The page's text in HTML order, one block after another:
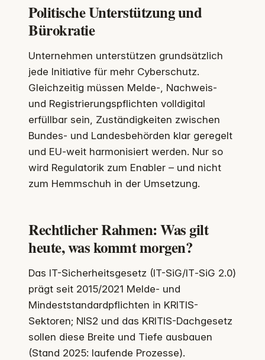
Politische Unterstützung und
Bürokratie
Unternehmen unterstützen grundsätzlich
jede Initiative für mehr Cyberschutz.
Gleichzeitig müssen Melde-, Nachweis-
und Registrierungspflichten volldigital
erfüllbar sein, Zuständigkeiten zwischen
Bundes- und Landesbehörden klar geregelt
und EU-weit harmonisiert werden. Nur so
wird Regulatorik zum Enabler – und nicht
zum Hemmschuh in der Umsetzung.
Rechtlicher Rahmen: Was gilt
heute, was kommt morgen?
Das IT-Sicherheitsgesetz (IT-SiG/IT‑SiG 2.0)
prägt seit 2015/2021 Melde- und
Mindeststandardpflichten in KRITIS-
Sektoren; NIS2 und das KRITIS-Dachgesetz
sollen diese Breite und Tiefe ausbauen
(Stand 2025: laufende Prozesse).